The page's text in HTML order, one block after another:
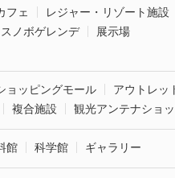
フェ
レジャー・リゾート施設
ノボゲレンデ
展示場
ョッピングモール
アウトレッ
複合施設 観光アンテナショ
館 科学館 ギャラリー